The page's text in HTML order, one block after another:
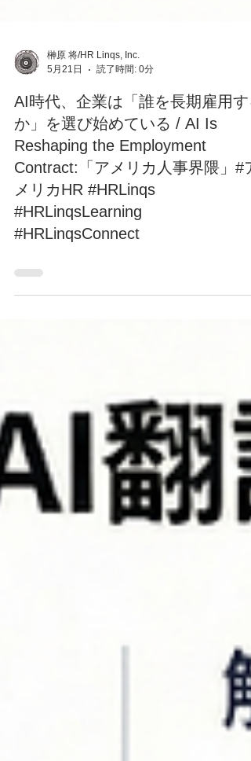
榊原 将/HR Linqs, Inc.
5月21日
読了時間: 0分
AI時代、企業は「誰を長期雇用す
か」を選び始めている / AI Is
Reshaping the Employment
Contract:「アメリカ人事界隈」#ア
#HRLinqsLearning